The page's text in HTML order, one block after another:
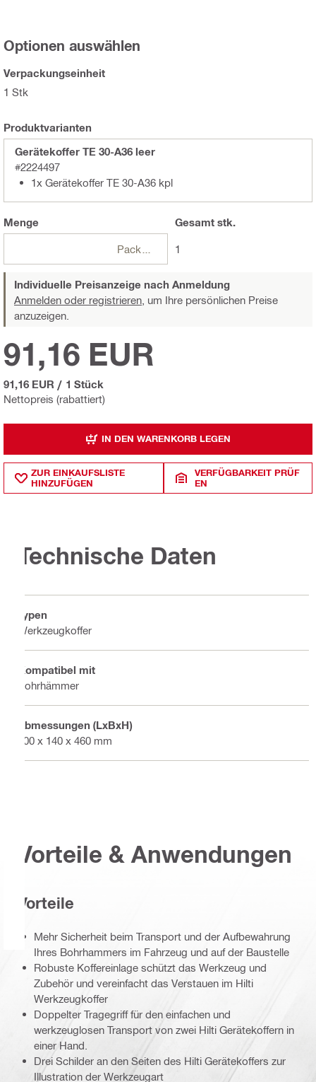
Optionen auswählen
Verpackungseinheit
1 Stk
Produktvarianten
Gerätekoffer TE 30-A36 leer
#2224497
1x Gerätekoffer TE 30-A36 kpl
Menge
Packungen
Gesamtstk.
1
Individuelle Preisanzeige nach Anmeldung
Anmelden oder registrieren, um Ihre persönlichen Preise
anzuzeigen.
Nettopreis (rabattiert)
91,16 EUR
91,16 EUR / 1 Stück
IN DEN WARENKORB LEGEN
ZUR EINKAUFSLISTE
HINZUFÜGEN
VERFÜGBARKEIT PRÜF
EN
Technische Daten
Typen
Werkzeugkoffer
Kompatibel mit
Bohrhämmer
Abmessungen (LxBxH)
600 x 140 x 460 mm
Vorteile & Anwendungen
Vorteile
Mehr Sicherheit beim Transport und der Aufbewahrung
Ihres Bohrhammers im Fahrzeug und auf der Baustelle
Robuste Koffereinlage schützt das Werkzeug und
Zubehör und vereinfacht das Verstauen im Hilti
Werkzeugkoffer
Doppelter Tragegriff für den einfachen und
werkzeuglosen Transport von zwei Hilti Gerätekoffern in
einer Hand.
Drei Schilder an den Seiten des Hilti Gerätekoffers zur
Illustration der Werkzeugart